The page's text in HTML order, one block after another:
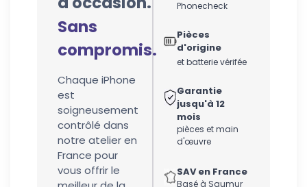
Sans
compromis.
Chaque iPhone
est
soigneusement
contrôlé dans
notre atelier en
France pour
vous offrir le
Phonecheck
Pièces
d'origine
et batterie vérifée
Garantie
jusqu'à 12
mois
pièces et main
d'œuvre
SAV en France
Basé à Saumur